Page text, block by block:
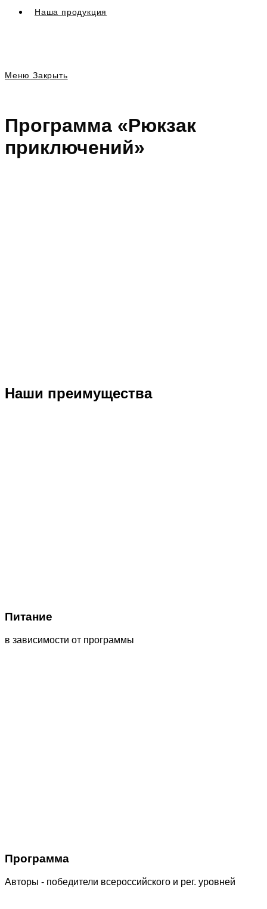
Наша продукция
Меню Закрыть
Программа «Рюкзак
приключений»
Наши преимущества
Питание
в зависимости от программы
Программа
Авторы - победители всероссийского и рег. уровней